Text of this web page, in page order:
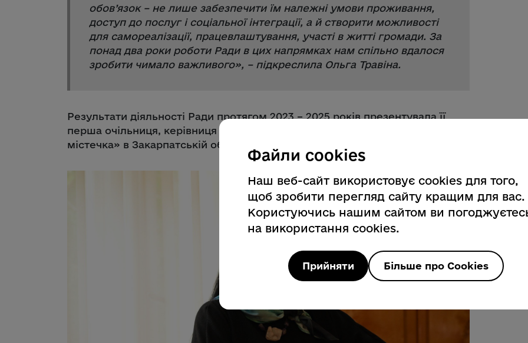
обов’язок – не лише забезпечити їм належні умови проживання,
доступ до послуг і соціальної інтеграції, а й створити можливості
для самореалізації, працевлаштування, участі в житті громади. За
понад два роки роботи Ради в цих напрямках нам спільно вдалося
зробити чимало важливого», – підкреслила Ольга Травіна.
Результати діяльності Ради протягом 2023 – 2025 років презентувала її
перша очільниця, керівниця філії благодійного фонду «СОС Дитячі
містечка» в Закарпатській області Наталя Криворучко.
Файли cookies
Наш веб-сайт використовує cookies для того,
щоб зробити перегляд сайту кращим для вас.
Користуючись нашим сайтом ви
на використання cookies.
Прийняти Більше про Cookies